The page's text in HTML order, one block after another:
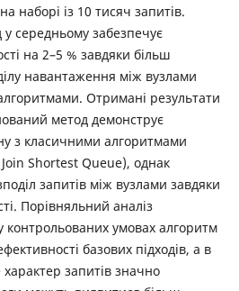
наборі із 10 тисяч запитів.
середньому забезпечує
на 2–5 % завдяки більш
навантаження між вузлами
Отримані результати
метод демонструє
з класичними алгоритмами
Shortest Queue), однак
запитів між вузлами завдяки
Порівняльний аналіз
контрольованих умовах алгоритм
базових підходів, а в
запитів значно